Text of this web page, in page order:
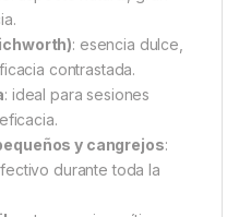
eficaz en la pesca de
capacidad para
convencionales lo
cuando las
o cuando se necesita
la picada.